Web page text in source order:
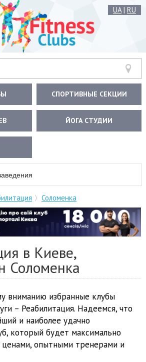
UA| RU
СПОРТИВНЫЕ СЕКЦИИ
ЙОГА СТУДИИ
Соломенка
в Киеве,
Соломенка
вниманию избранные клубы
– Реабилитация. Надеемся, что
и наиболее удачно
который будет максимально
опытными тренерами и